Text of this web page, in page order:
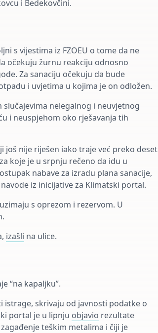
i Bedekovčini.
s vijestima iz FZOEU o tome da ne
očekuju žurnu reakciju odnosno
Za sanaciju očekuju da bude
i uvjetima u kojima je on odložen.
nelegalnog i neuvjetnog
i neuspjehom oko rješavanja tih
još nije riješen iako traje već preko deset
koje je u srpnju rečeno da idu u
nabave za izradu plana sanacije,
iz inicijative za Klimatski portal.
s oprezom i rezervom. U
izašli na ulice.
“na kapaljku”.
istrage, skrivaju od javnosti podatke o
portal je u lipnju objavio rezultate
teškim metalima i čiji je